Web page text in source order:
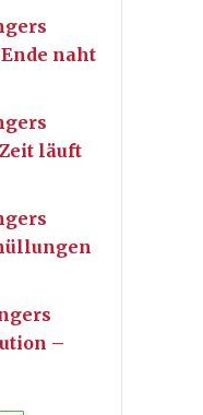
naht
läuft
–